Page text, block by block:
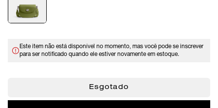
Este item não está disponível no momento, mas você pode se inscrever
para ser notificado quando ele estiver novamente em estoque.
Esgotado